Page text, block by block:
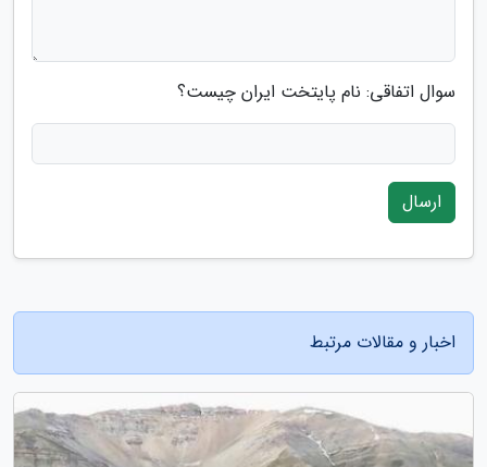
سوال اتفاقی: نام پایتخت ایران چیست؟
ارسال
اخبار و مقالات مرتبط